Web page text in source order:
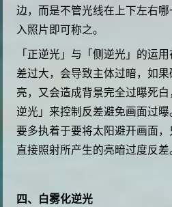
边，而是不管光线在上下左右
入照片即可称之。
「正逆光」与「侧逆光」的运
差过大，会导致主体过暗，如
亮，又会造成背景完全过曝死
逆光」来控制反差避免画面过
要多执着于要将太阳避开画面
直接照射所产生的亮暗过度反差
四、白雾化逆光